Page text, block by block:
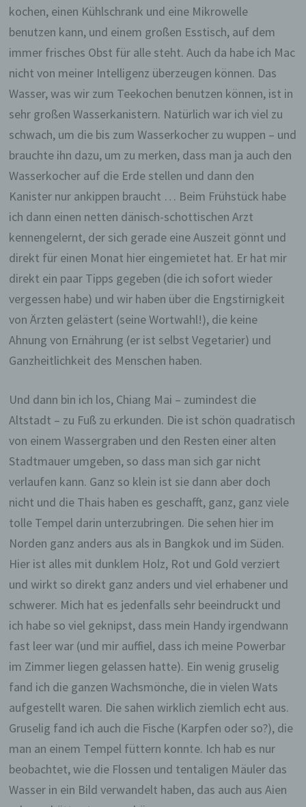
kochen, einen Kühlschrank und eine Mikrowelle
benutzen kann, und einem großen Esstisch, auf dem
immer frisches Obst für alle steht. Auch da habe ich Mac
nicht von meiner Intelligenz überzeugen können. Das
Wasser, was wir zum Teekochen benutzen können, ist in
sehr großen Wasserkanistern. Natürlich war ich viel zu
schwach, um die bis zum Wasserkocher zu wuppen – und
brauchte ihn dazu, um zu merken, dass man ja auch den
Wasserkocher auf die Erde stellen und dann den
Kanister nur ankippen braucht … Beim Frühstück habe
ich dann einen netten dänisch-schottischen Arzt
kennengelernt, der sich gerade eine Auszeit gönnt und
direkt für einen Monat hier eingemietet hat. Er hat mir
direkt ein paar Tipps gegeben (die ich sofort wieder
vergessen habe) und wir haben über die Engstirnigkeit
von Ärzten gelästert (seine Wortwahl!), die keine
Ahnung von Ernährung (er ist selbst Vegetarier) und
Ganzheitlichkeit des Menschen haben.
Und dann bin ich los, Chiang Mai – zumindest die
Altstadt – zu Fuß zu erkunden. Die ist schön quadratisch
von einem Wassergraben und den Resten einer alten
Stadtmauer umgeben, so dass man sich gar nicht
verlaufen kann. Ganz so klein ist sie dann aber doch
nicht und die Thais haben es geschafft, ganz, ganz viele
tolle Tempel darin unterzubringen. Die sehen hier im
Norden ganz anders aus als in Bangkok und im Süden.
Hier ist alles mit dunklem Holz, Rot und Gold verziert
und wirkt so direkt ganz anders und viel erhabener und
schwerer. Mich hat es jedenfalls sehr beeindruckt und
ich habe so viel geknipst, dass mein Handy irgendwann
fast leer war (und mir auffiel, dass ich meine Powerbar
im Zimmer liegen gelassen hatte). Ein wenig gruselig
fand ich die ganzen Wachsmönche, die in vielen Wats
aufgestellt waren. Die sahen wirklich ziemlich echt aus.
Gruselig fand ich auch die Fische (Karpfen oder so?), die
man an einem Tempel füttern konnte. Ich hab es nur
beobachtet, wie die Flossen und tentaligen Mäuler das
Wasser in ein Bild verwandelt haben, das auch aus Aien